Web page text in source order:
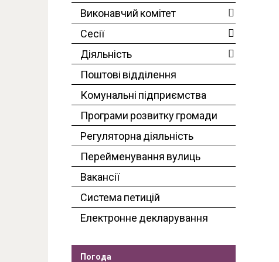
Виконавчий комітет
Сесії
Діяльність
Поштові відділення
Комунальні підприємства
Програми розвитку громади
Регуляторна діяльність
Перейменування вулиць
Вакансії
Система петицій
Електронне декларування
Погода